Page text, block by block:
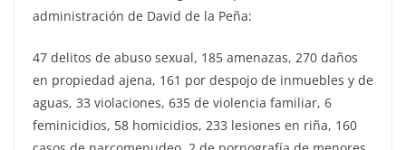
administración de David de la Peña:
47 delitos de abuso sexual, 185 amenazas, 270 daños
en propiedad ajena, 161 por despojo de inmuebles y de
aguas, 33 violaciones, 635 de violencia familiar, 6
feminicidios, 58 homicidios, 233 lesiones en riña, 160